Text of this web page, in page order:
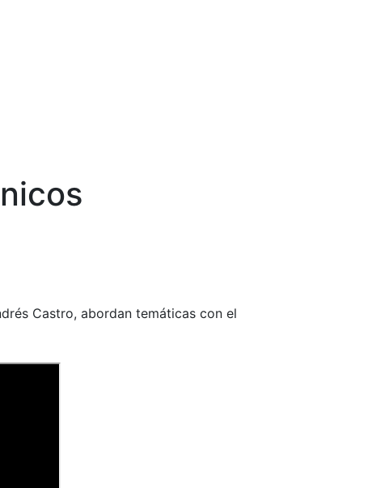
Castro, abordan temáticas con el